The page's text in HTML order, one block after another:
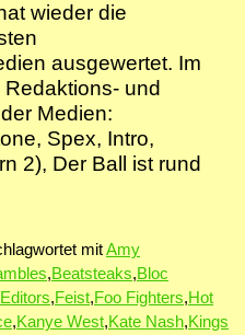
wieder die
ausgewertet. Im
und
Medien:
Spex, Intro,
2), Der Ball ist rund
mitAmy
,Beatsteaks,Bloc
Editors,Feist,Foo Fighters,Hot
,Kanye West,Kate Nash,Kings